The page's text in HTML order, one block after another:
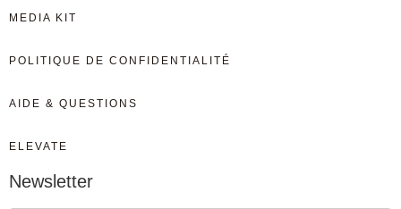
MEDIA KIT
POLITIQUE DE CONFIDENTIALITÉ
AIDE & QUESTIONS
ELEVATE
Newsletter